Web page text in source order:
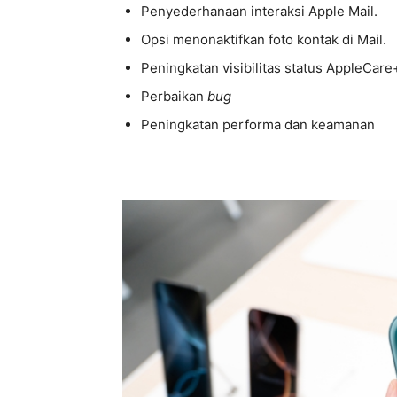
Penyederhanaan interaksi Apple Mail.
Opsi menonaktifkan foto kontak di Mail.
Peningkatan visibilitas status
Perbaikan bug
Peningkatan performa dan keamanan